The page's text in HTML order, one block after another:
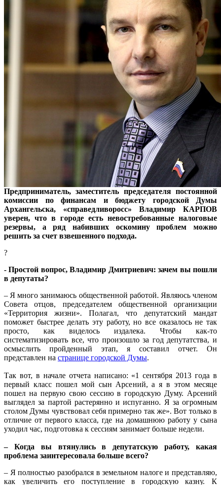
Предприниматель, заместитель председателя постоянной
комиссии по финансам и бюджету городской Думы
Архангельска, «справедливоросс» Владимир КАРПОВ
уверен, что в городе есть невостребованные налоговые
резервы, а ряд набивших оскомину проблем можно
решить за счет взвешенного подхода.
?
- Простой вопрос, Владимир Дмитриевич: зачем вы пошли
в депутаты?
– Я много занимаюсь общественной работой. Являюсь членом
Совета отцов, председателем общественной организации
«Территория жизни». Полагал, что депутатский мандат
поможет быстрее делать эту работу, но все оказалось не так
просто, как виделось издалека. Чтобы как-то
систематизировать все, что произошло за год депутатства, и
осмыслить пройденный этап, я составил отчет. Он
представлен на странице городской Думы.
Так вот, в начале отчета написано: «1 сентября 2013 года в
первый класс пошел мой сын Арсений, а я в этом месяце
пошел на первую свою сессию в городскую Думу. Арсений
выглядел за партой растерянно и испуганно. Я за огромным
столом Думы чувствовал себя примерно так же». Вот только в
отличие от первого класса, где на домашнюю работу у сына
уходил час, подготовка к сессиям занимает больше недели.
– Когда вы втянулись в депутатскую работу, какая
проблема заинтересовала больше всего?
– Я полностью разобрался в земельном налоге и представляю,
как увеличить его поступление в городскую казну. К